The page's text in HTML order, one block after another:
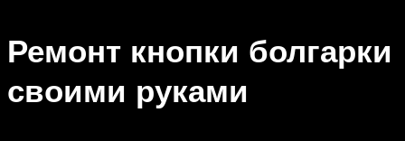
Ремонт кнопки болгарки
своими руками